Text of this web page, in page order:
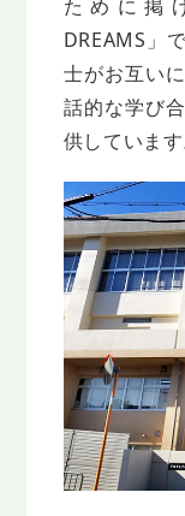
ために掲
DREAMS」
士がお互い
話的な学び
供しています